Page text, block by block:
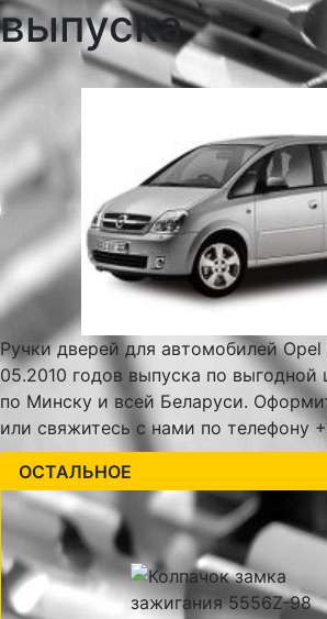
выпуска
Ручки дверей для автомобилей
05.2010 годов выпуска по выгодной
по Минску и всей Беларуси.
или свяжитесь с нами по телефону
ОСТАЛЬНОЕ